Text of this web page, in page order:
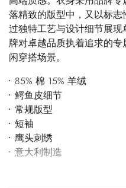
落精致的版型中，又以标
过独特工艺与设计细节展现
牌对卓越品质执着追求的
闲穿搭场景。
85% 棉 15% 羊绒
鳄鱼皮细节
常规版型
短袖
鹰头刺绣
意大利制造